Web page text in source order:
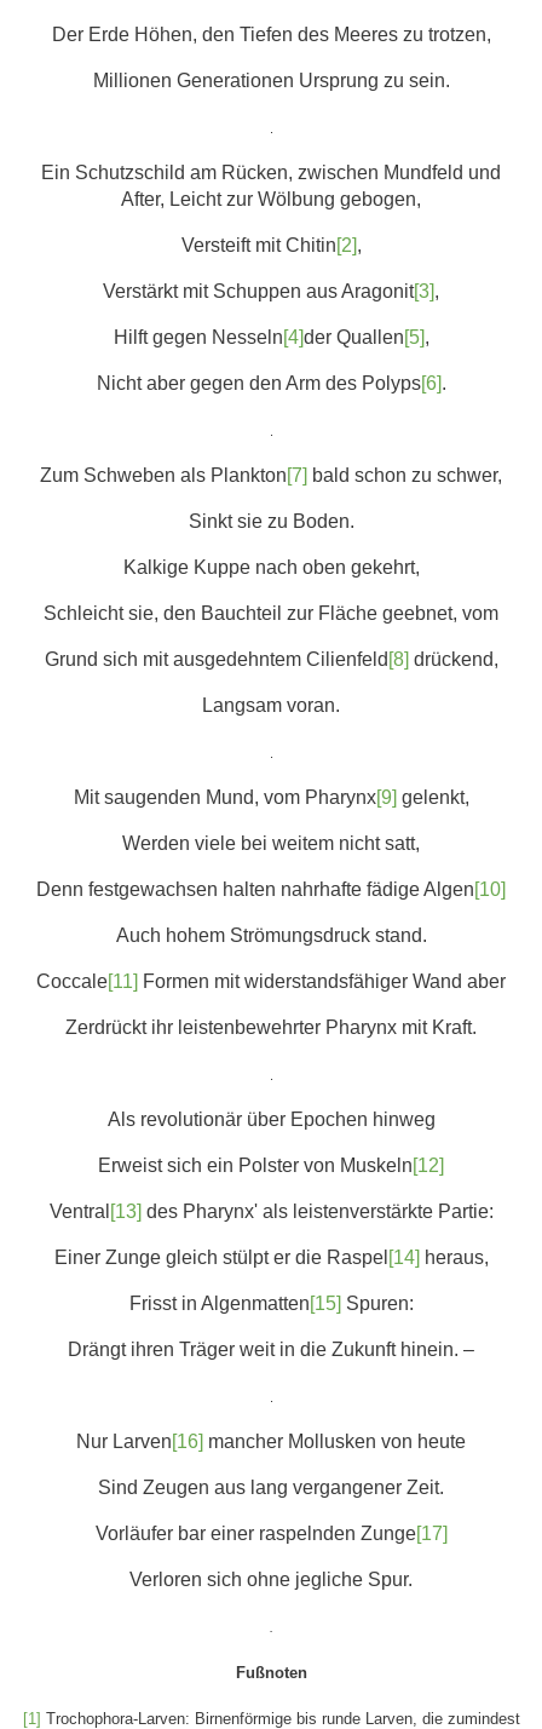
Der Erde Höhen, den Tiefen des Meeres zu trotzen,
Millionen Generationen Ursprung zu sein.
Ein Schutzschild am Rücken, zwischen Mundfeld und
After, Leicht zur Wölbung gebogen,
Versteift mit Chitin[2],
Verstärkt mit Schuppen aus Aragonit[3],
Hilft gegen Nesseln[4]der Quallen[5],
Nicht aber gegen den Arm des Polyps[6].
Zum Schweben als Plankton[7] bald schon zu schwer,
Sinkt sie zu Boden.
Kalkige Kuppe nach oben gekehrt,
Schleicht sie, den Bauchteil zur Fläche geebnet, vom
Grund sich mit ausgedehntem Cilienfeld [8] drückend,
Langsam voran.
Mit saugenden Mund, vom Pharynx[9] gelenkt,
Werden viele bei weitem nicht satt,
Denn festgewachsen halten nahrhafte fädige Algen[10]
Auch hohem Strömungsdruck stand.
Coccale[11] Formen mit widerstandsfähiger Wand aber
Zerdrückt ihr leistenbewehrter Pharynx mit Kraft.
Als revolutionär über Epochen hinweg
Erweist sich ein Polster von Muskeln[12]
Ventral [13] des Pharynx' als leistenverstärkte Partie:
Einer Zunge gleich stülpt er die Raspel [14] heraus,
Frisst in Algenmatten[15] Spuren:
Drängt ihren Träger weit in die Zukunft hinein. –
Nur Larven[16] mancher Mollusken von heute
Sind Zeugen aus lang vergangener Zeit.
Vorläufer bar einer raspelnden Zunge[17]
Verloren sich ohne jegliche Spur.
Fußnoten
[1] Trochophora-Larven: Birnenförmige bis runde Larven, die zumindest